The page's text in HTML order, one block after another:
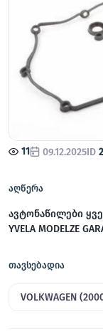
11 09.12.2025ID
აღწერა
ავტონაწილები
YVELA MODELZE
თავსებადია
VOLKWAGEN